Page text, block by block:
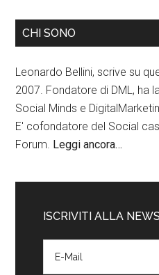
CHI SONO
Leonardo Bellini, scrive su
2007. Fondatore di DML, ha
Social Minds e
E' cofondatore del Social
Forum. Leggi ancora…
ISCRIVITI ALLA